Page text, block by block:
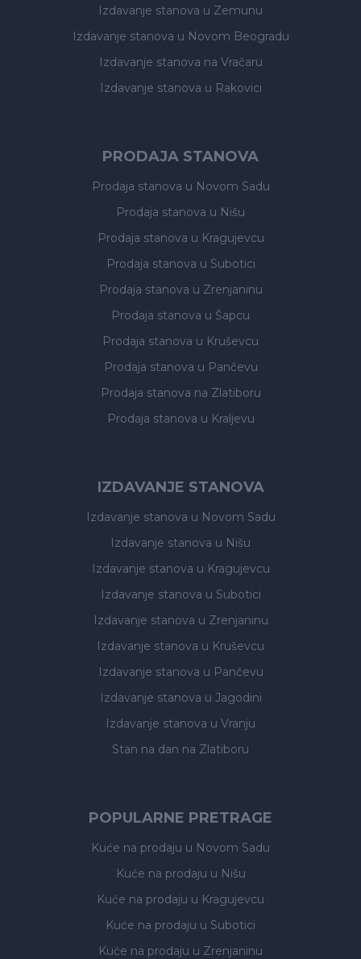
Izdavanje stanova u Zemunu
Izdavanje stanova u Novom Beogradu
Izdavanje stanova na Vračaru
Izdavanje stanova u Rakovici
PRODAJA STANOVA
Prodaja stanova u Novom Sadu
Prodaja stanova u Nišu
Prodaja stanova u Kragujevcu
Prodaja stanova u Subotici
Prodaja stanova u Zrenjaninu
Prodaja stanova u Šapcu
Prodaja stanova u Kruševcu
Prodaja stanova u Pančevu
Prodaja stanova na Zlatiboru
Prodaja stanova u Kraljevu
IZDAVANJE STANOVA
Izdavanje stanova u Novom Sadu
Izdavanje stanova u Nišu
Izdavanje stanova u Kragujevcu
Izdavanje stanova u Subotici
Izdavanje stanova u Zrenjaninu
Izdavanje stanova u Kruševcu
Izdavanje stanova u Pančevu
Izdavanje stanova u Jagodini
Izdavanje stanova u Vranju
Stan na dan na Zlatiboru
POPULARNE PRETRAGE
Kuće na prodaju u Novom Sadu
Kuće na prodaju u Nišu
Kuće na prodaju u Kragujevcu
Kuće na prodaju u Subotici
Kuće na prodaju u Zrenjaninu